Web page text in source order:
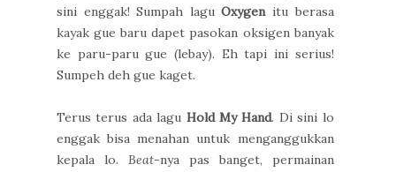
sini enggak! Sumpah laguOxygenitu berasa
kayak gue baru dapet pasokan oksigen banyak
ke paru-paru gue (lebay). Eh tapi ini serius!
Sumpeh deh gue kaget.
Terus terus ada lagu Hold My Hand. Di sini lo
enggak bisa menahan untuk menganggukkan
kepala lo. Beat-nya pas banget, permainan